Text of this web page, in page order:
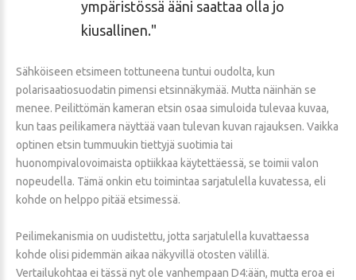
ympäristössä ääni saattaa olla jo
kiusallinen.
Sähköiseen etsimeen tottuneena tuntui oudolta, kun
polarisaatiosuodatin pimensi etsinnäkymää. Mutta näinhän se
menee. Peilittömän kameran etsin osaa simuloida tulevaa kuvaa,
kun taas peilikamera näyttää vaan tulevan kuvan rajauksen. Vaikka
optinen etsin tummuukin tiettyjä suotimia tai
huonompivalovoimaista optiikkaa käytettäessä, se toimii valon
nopeudella. Tämä onkin etu toimintaa sarjatulella kuvatessa, eli
kohde on helppo pitää etsimessä.
Peilimekanismia on uudistettu, jotta sarjatulella kuvattaessa
kohde olisi pidemmän aikaa näkyvillä otosten välillä.
Vertailukohtaa ei tässä nyt ole vanhempaan D4:ään, mutta eroa ei